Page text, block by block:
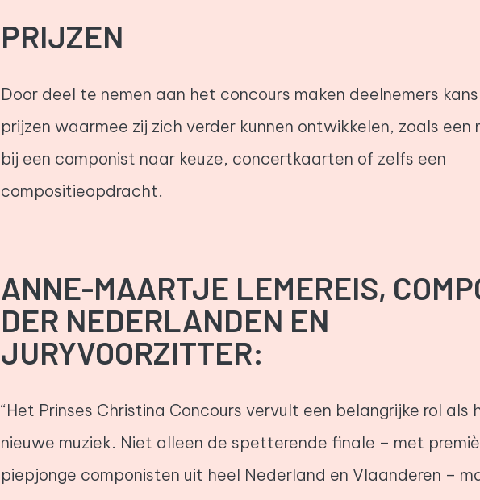
PRIJZEN
Door deel te nemen aan het concours maken deelnemers
prijzen waarmee zij zich verder kunnen ontwikkelen, zoals een
bij een componist naar keuze, concertkaarten of zelfs een
compositieopdracht.
ANNE-MAARTJE LEMEREIS,
DER NEDERLANDEN EN
JURYVOORZITTER:
“Het Prinses Christina Concours vervult een belangrijke rol als
nieuwe muziek. Niet alleen de spetterende finale – met
piepjonge componisten uit heel Nederland en Vlaanderen –